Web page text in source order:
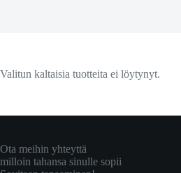
Valitun kaltaisia tuotteita ei löytynyt.
Ota meihin yhteyttä
milloin tahansa sinulle sopii